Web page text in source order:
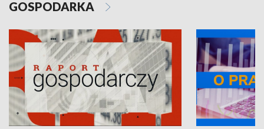
GOSPODARKA